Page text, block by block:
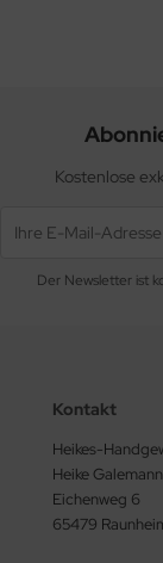
Kostenlose
Der Newsletter ist
Kontakt
Heikes-
Heike Galemann
Eichenweg 6
65479